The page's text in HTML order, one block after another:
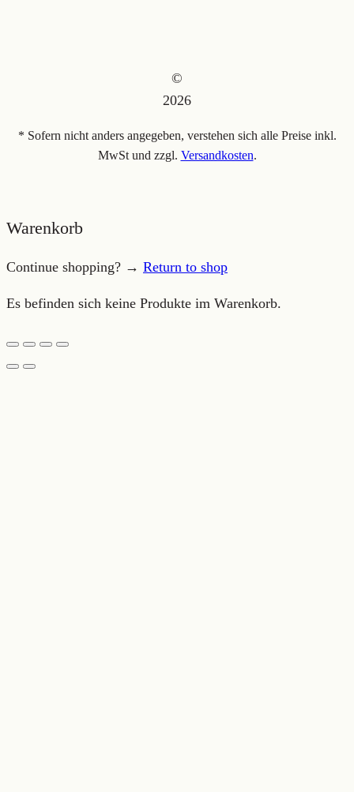
©
2026
* Sofern nicht anders angegeben, verstehen sich alle Preise inkl.
MwSt und zzgl. Versandkosten.
Warenkorb
Continue shopping? → Return to shop
Es befinden sich keine Produkte im Warenkorb.